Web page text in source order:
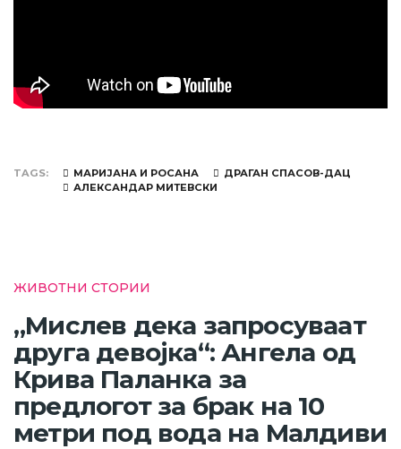
TAGS МАРИЈАНА И РОСАНА
ДРАГАН СПАСОВ-ДАЦ
АЛЕКСАНДАР МИТЕВСКИ
ЖИВОТНИ СТОРИИ
„Мислев дека запросуваат
друга девојка“: Ангела од
Крива Паланка за
предлогот за брак на 10
метри под вода на Малдиви